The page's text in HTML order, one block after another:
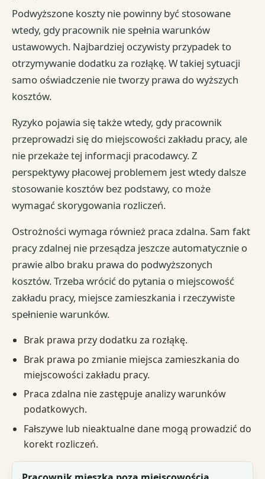
Podwyższone koszty nie powinny być stosowane
wtedy, gdy pracownik nie spełnia warunków
ustawowych. Najbardziej oczywisty przypadek to
otrzymywanie dodatku za rozłąkę. W takiej sytuacji
samo oświadczenie nie tworzy prawa do wyższych
kosztów.
Ryzyko pojawia się także wtedy, gdy pracownik
przeprowadzi się do miejscowości zakładu pracy, ale
nie przekaże tej informacji pracodawcy. Z
perspektywy płacowej problemem jest wtedy dalsze
stosowanie kosztów bez podstawy, co może
wymagać skorygowania rozliczeń.
Ostrożności wymaga również praca zdalna. Sam fakt
pracy zdalnej nie przesądza jeszcze automatycznie o
prawie albo braku prawa do podwyższonych
kosztów. Trzeba wrócić do pytania o miejscowość
zakładu pracy, miejsce zamieszkania i rzeczywiste
spełnienie warunków.
Brak prawa przy dodatku za rozłąkę.
Brak prawa po zmianie miejsca zamieszkania do
miejscowości zakładu pracy.
Praca zdalna nie zastępuje analizy warunków
podatkowych.
Fałszywe lub nieaktualne dane mogą prowadzić do
korekt rozliczeń.
Sytuacja